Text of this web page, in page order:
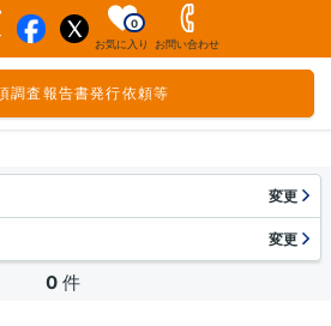
お気に入り
0
お問い合わせ
調査報告書発行依頼等
変更
変更
0 件